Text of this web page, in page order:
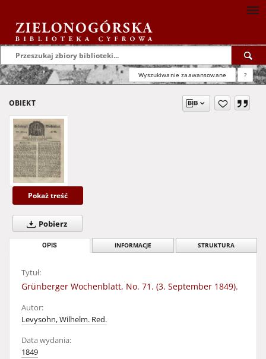
Wyszukiwanie zaawansowane ?
OBIEKT
Pokaż treść
Pobierz
OPIS INFORMACJE STRUKTURA
Tytuł:
Grünberger Wochenblatt, No. 71. (3. September 1849).
Autor:
Levysohn, Wilhelm. Red.
Data wydania:
1849